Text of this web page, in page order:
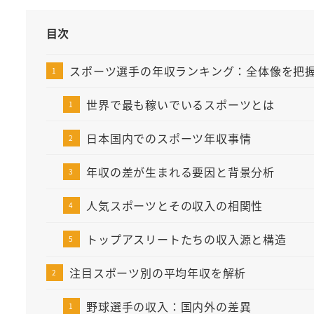
目次
スポーツ選手の年収ランキング：全体像を把
世界で最も稼いでいるスポーツとは
日本国内でのスポーツ年収事情
年収の差が生まれる要因と背景分析
人気スポーツとその収入の相関性
トップアスリートたちの収入源と構造
注目スポーツ別の平均年収を解析
野球選手の収入：国内外の差異